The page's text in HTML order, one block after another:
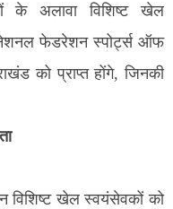
के अलावा विशिष्ट खेल
नेशनल फेडरेशन स्पोर्ट्स ऑफ
को प्राप्त होंगे, जिनकी
विशिष्ट खेल स्वयंसेवकों को